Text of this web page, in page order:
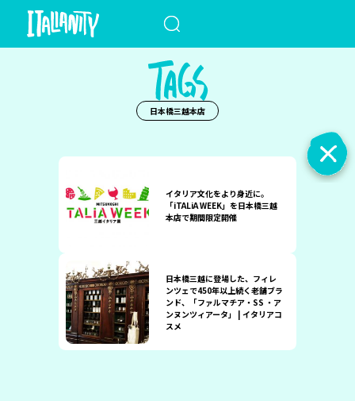
日本橋三越本店
イタリア文化をより身近に。
「iTALiA WEEK」を日本橋三越
本店で期間限定開催
日本橋三越に登場した、フィレ
ンツェで450年以上続く老舗ブラ
ンド、「ファルマチア・SS ・ア
ンヌンツィアータ」 | イタリアコ
スメ